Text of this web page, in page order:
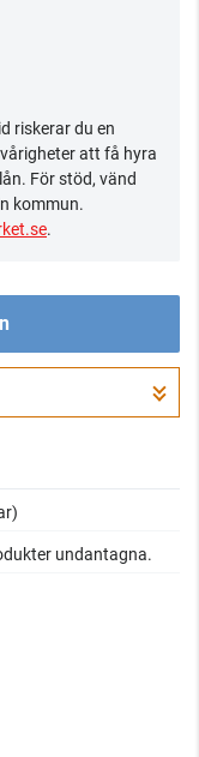
riskerar du en
att få hyra
För stöd, vänd
kommun.
.
undantagna.